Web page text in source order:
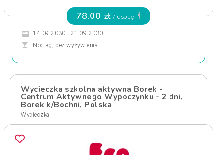
78.00 zł / osobę
14.09.2030 - 21.09.2030
Nocleg, bez wyżywienia
Wycieczka szkolna aktywna Borek -
Centrum Aktywnego Wypoczynku - 2 dni,
Borek k/Bochni, Polska
Wycieczka